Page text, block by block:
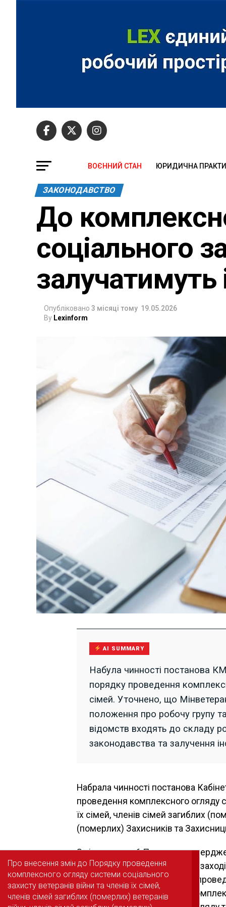
ВОЄННИЙ СТАН ЮРИДИЧНА
ЗАКОНОДАВСТВО
До
соціального
залучатимуть
Опубліковано 3 місяці тому 19.05.2026
By Lexinform
AI SUMMARY
Набула чинності постанова
порядку проведення
сімей. Уточнено, що
положення про робочу групу
відомств входять до складу
законодавства та залучення
Набрала чинності постанова
проведення комплексного огляду
їх сімей, членів сімей загиблих
(померлих) Захисників та
Змінами доп. 6Порядку,
уточнено, що для здійснення
видає наказ про організацію
план заходів з проведення
Про внесення змін до Порядку проведення
комплексного огляду системи соціального
захисту ветеранів війни та членів їх сімей,
членів сімей загиблих (померлих) ветеранів
Про внесення змін до Порядку проведення
комплексного огляду системи соціального
захисту ветеранів війни та членів їх сімей,
членів сімей загиблих (померлих) ветеранів